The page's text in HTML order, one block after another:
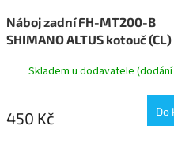
Náboj zadní FH-MT200-B
SHIMANO ALTUS kotouč (CL)
Boost 141mm
Skladem u dodavatele (dodání
450 Kč Do